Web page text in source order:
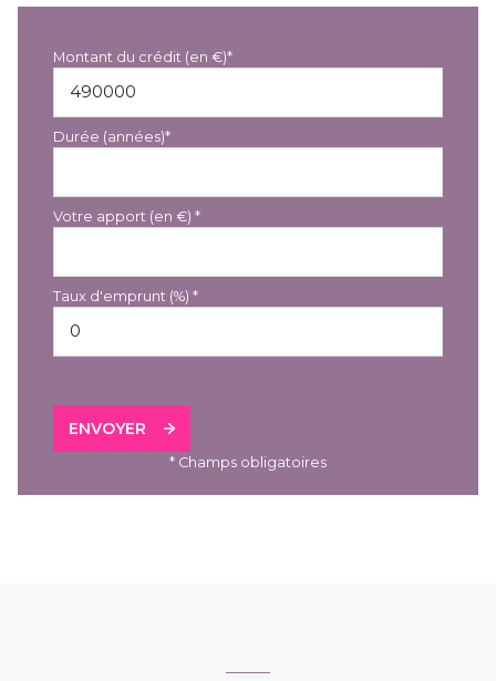
Montant du crédit (en €)*
Durée (années)*
Votre apport (en €) *
Taux d'emprunt (%) *
ENVOYER
* Champs obligatoires